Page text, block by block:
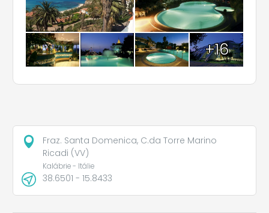
+16
Fraz. Santa Domenica, C.da Torre Marino
Ricadi (VV)
Kalábrie - Itálie
38.6501 - 15.8433